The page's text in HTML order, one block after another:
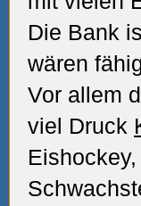
Die Bank
wären
Vor allem
viel Druck